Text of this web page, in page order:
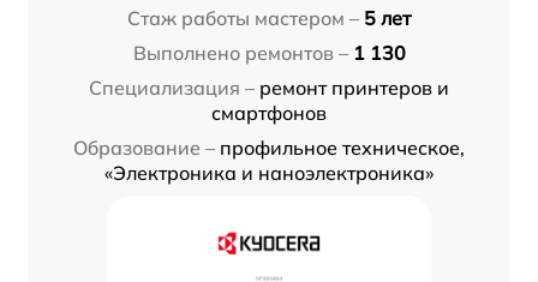
Стаж работы мастером – 5 лет
Выполнено ремонтов – 1 130
Специализация – ремонт принтеров и
смартфонов
Образование – профильное техническое,
«Электроника и наноэлектроника»